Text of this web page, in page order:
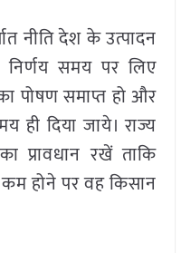
नीति देश के उत्पादन
समय पर लिए
का पोषण समाप्त हो और
दिया जाये। राज्य
प्रावधान रखें ताकि
होने पर वह किसान